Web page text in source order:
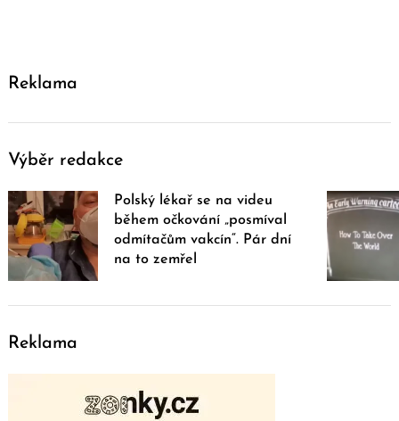
Reklama
Výběr redakce
Polský lékař se na videu
během očkování „posmíval
odmítačům vakcín“. Pár dní
na to zemřel
Reklama